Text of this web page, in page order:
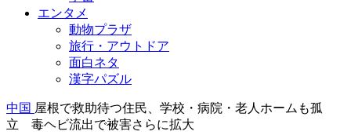
エンタメ
動物プラザ
旅行・アウトドア
面白ネタ
漢字パズル
中国 屋根で救助待つ住民、学校・病院・老人ホームも孤
立 毒ヘビ流出で被害さらに拡大